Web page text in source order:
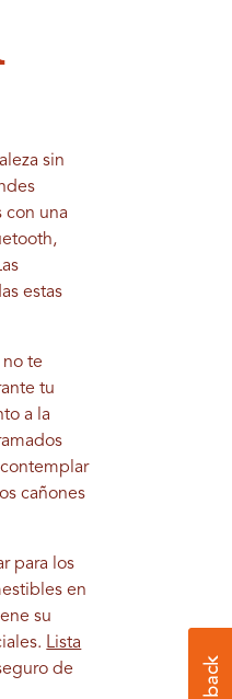
sin
con una
estas
te
tu
a la
cañones
para los
en
su
Lista
de